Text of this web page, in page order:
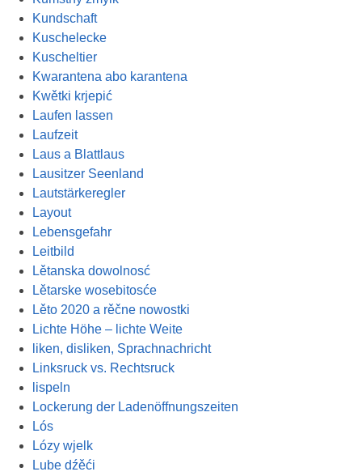
Kundschaft
Kuschelecke
Kuscheltier
Kwarantena abo karantena
Kwětki krjepić
Laufen lassen
Laufzeit
Laus a Blattlaus
Lausitzer Seenland
Lautstärkeregler
Layout
Lebensgefahr
Leitbild
Lětanska dowolnosć
Lětarske wosebitosće
Lěto 2020 a rěčne nowostki
Lichte Höhe – lichte Weite
liken, disliken, Sprachnachricht
Linksruck vs. Rechtsruck
lispeln
Lockerung der Ladenöffnungszeiten
Lós
Lózy wjelk
Lube dźěći